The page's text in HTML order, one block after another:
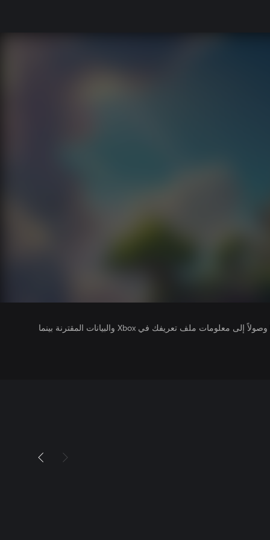
يتلقى ناشرو الألعاب التي تقوم بتشغيلها وصولاً إلى معلومات ملف تعريفك في Xbox والبيانات المقترنة بينما